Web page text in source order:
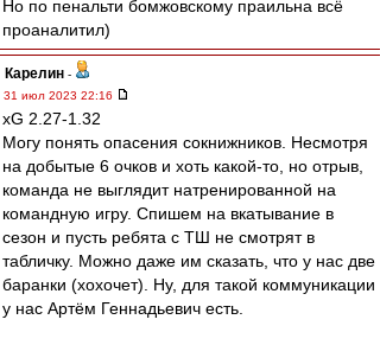
Но по пенальти бомжовскому праильна всё
проаналитил)
Карелин -
31 июл 2023 22:16
xG 2.27-1.32
Могу понять опасения сокнижников. Несмотря
на добытые 6 очков и хоть какой-то, но отрыв,
команда не выглядит натренированной на
командную игру. Спишем на вкатывание в
сезон и пусть ребята с ТШ не смотрят в
табличку. Можно даже им сказать, что у нас две
баранки (хохочет). Ну, для такой коммуникации
у нас Артём Геннадьевич есть.